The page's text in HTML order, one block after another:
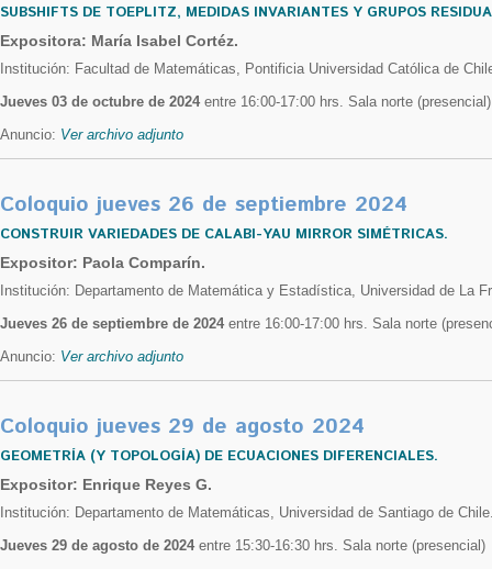
SUBSHIFTS DE TOEPLITZ, MEDIDAS INVARIANTES Y GRUPOS
Expositora: María Isabel Cortéz.
Institución: Facultad de Matemáticas, Pontificia Universidad Católica de
Jueves 03 de octubre de 2024 entre 16:00-17:00 hrs. Sala norte (presencial)
Anuncio: Ver archivo adjunto
Coloquio jueves 26 de septiembre 2024
CONSTRUIR VARIEDADES DE CALABI-YAU MIRROR SIMÉTRICAS.
Expositor: Paola Comparín.
Institución: Departamento de Matemática y Estadística, Universidad de La
Jueves 26 de septiembre de 2024 entre 16:00-17:00 hrs. Sala norte
Anuncio: Ver archivo adjunto
Coloquio jueves 29 de agosto 2024
GEOMETRÍA (Y TOPOLOGÍA) DE ECUACIONES DIFERENCIALES.
Expositor: Enrique Reyes G.
Institución: Departamento de Matemáticas, Universidad de Santiago de
Jueves 29 de agosto de 2024 entre 15:30-16:30 hrs. Sala norte (presencial)